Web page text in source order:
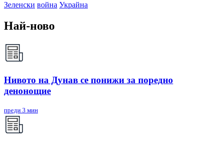
Зеленски война Украйна
Най-ново
Нивото на Дунав се понижи за поредно
денонощие
преди 3 мин